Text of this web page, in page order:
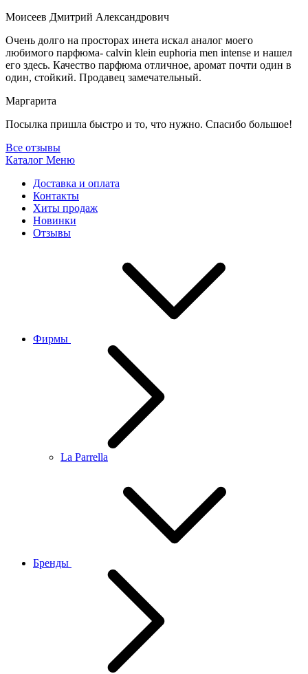
Моисеев Дмитрий Александрович
Очень долго на просторах инета искал аналог моего
любимого парфюма- calvin klein euphoria men intense и нашел
его здесь. Качество парфюма отличное, аромат почти один в
один, стойкий. Продавец замечательный.
Маргарита
Посылка пришла быстро и то, что нужно. Спасибо большое!
Все отзывы
Каталог Меню
Доставка и оплата
Контакты
Хиты продаж
Новинки
Отзывы
Фирмы
La Parrella
Бренды